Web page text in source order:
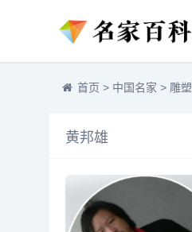
首页 > 中国名家 > 雕
黄邦雄